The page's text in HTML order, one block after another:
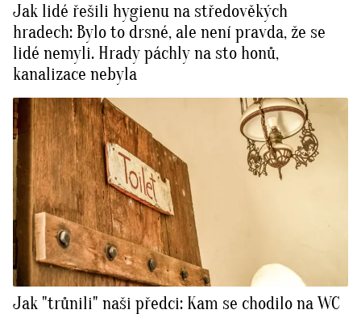
Jak lidé řešili hygienu na středověkých
hradech: Bylo to drsné, ale není pravda, že se
lidé nemyli. Hrady páchly na sto honů,
kanalizace nebyla
Jak "trůnili" naši předci: Kam se chodilo na WC